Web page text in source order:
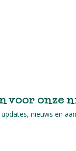
voor onze
nieuws en